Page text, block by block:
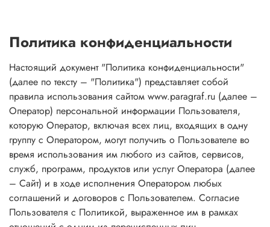
Политика конфиденциальности
Настоящий документ "Политика конфиденциальности"
(далее по тексту – "Политика") представляет собой
правила использования сайтом www.paragraf.ru (далее –
Оператор) персональной информации Пользователя,
которую Оператор, включая всех лиц, входящих в одну
группу с Оператором, могут получить о Пользователе во
время использования им любого из сайтов, сервисов,
служб, программ, продуктов или услуг Оператора (далее
– Сайт) и в ходе исполнения Оператором любых
соглашений и договоров с Пользователем. Согласие
Пользователя с Политикой, выраженное им в рамках